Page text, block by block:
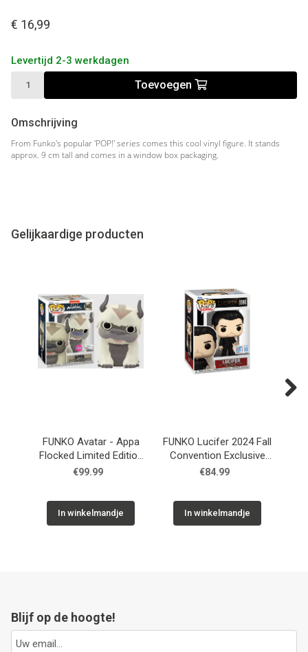
€ 16,99
Levertijd 2-3 werkdagen
Toevoegen
Omschrijving
From Funko's popular 'POP!' series comes this cool vinyl figure. It stands
approx. 9 cm tall and comes in a window box packaging.
Gelijkaardige producten
FUNKO Avatar - Appa
Flocked Limited Edition
#540
€99.99
In winkelmandje
FUNKO Lucifer 2024 Fall
Convention Exclusive
#1590
€84.99
In winkelmandje
Blijf op de hoogte!